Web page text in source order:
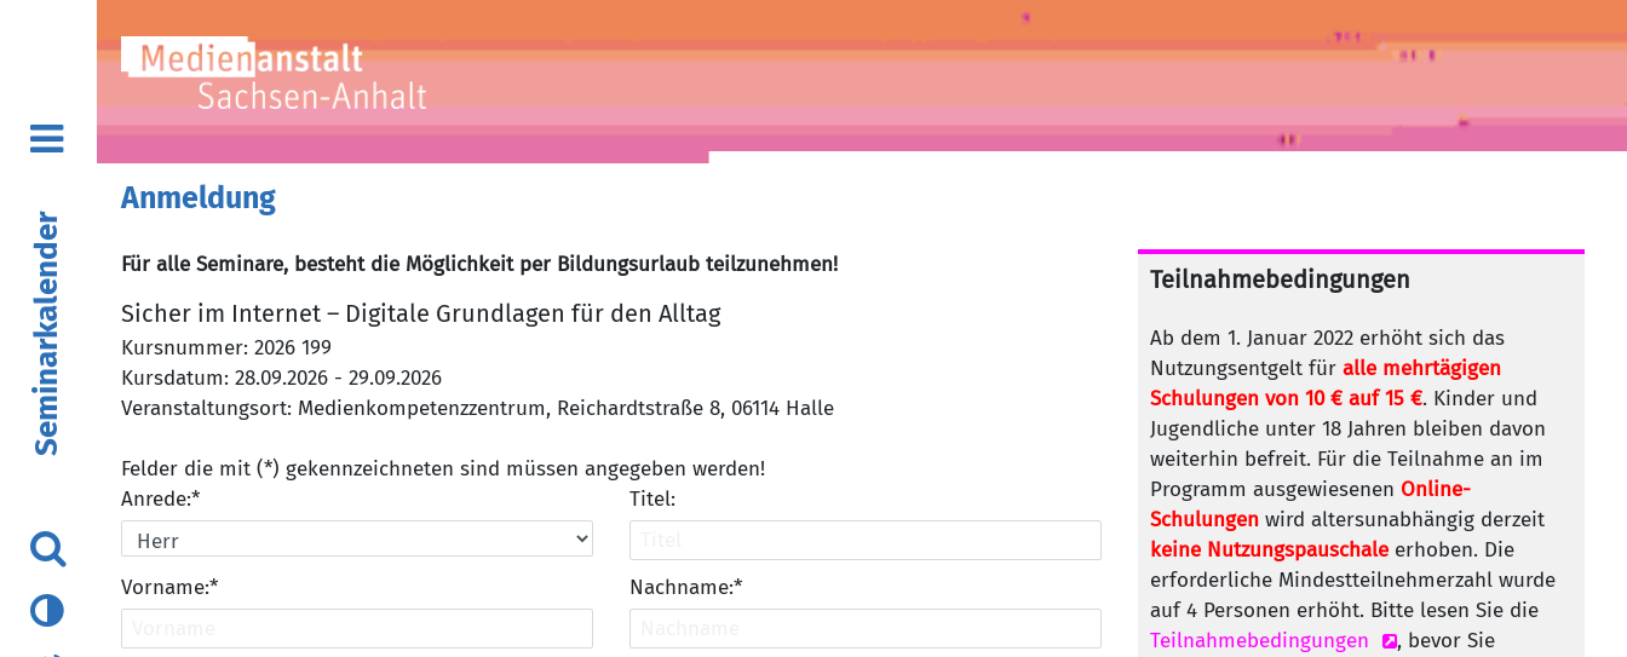
Seminarkalender
Anmeldung
Für alle Seminare, besteht die Möglichkeit per Bildungsurlaub teilzunehmen!
Sicher im Internet – Digitale Grundlagen für den Alltag
Kursnummer: 2026 199
Kursdatum: 28.09.2026 - 29.09.2026
Veranstaltungsort: Medienkompetenzzentrum, Reichardtstraße 8, 06114 Halle
Felder die mit (*) gekennzeichneten sind müssen angegeben werden!
Anrede:*
Titel:
Vorname:* Nachname:*
Teilnahmebedingungen
Ab dem 1. Januar 2022 erhöht sich das
Nutzungsentgelt füralle mehrtägigen
Schulungen von 10 € auf 15 €. Kinder und
Jugendliche unter 18 Jahren bleiben davon
weiterhin befreit. Für die Teilnahme an im
Programm ausgewiesenen Online-
Schulungen wird altersunabhängig derzeit
keine Nutzungspauschale erhoben. Die
erforderliche Mindestteilnehmerzahl wurde
auf 4 Personen erhöht. Bitte lesen Sie die
Teilnahmebedingungen
, bevor Sie